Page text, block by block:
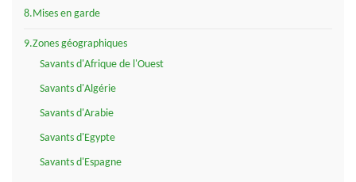
8.Mises en garde
9.Zones géographiques
Savants d'Afrique de l'Ouest
Savants d'Algérie
Savants d'Arabie
Savants d'Egypte
Savants d'Espagne